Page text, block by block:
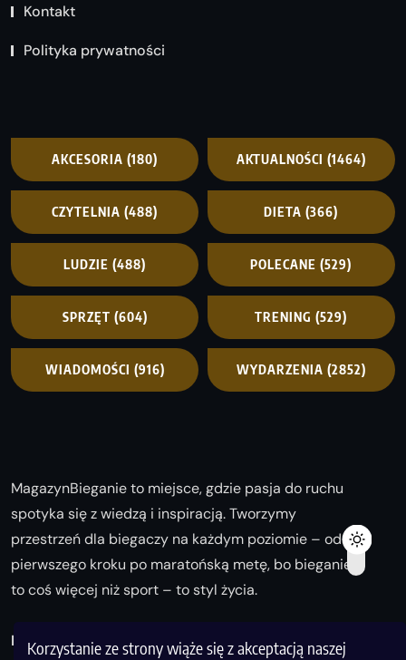
Korzystanie ze strony wiąże się z akceptacją naszej
Kontakt
Polityka prywatności
AKCESORIA (180) AKTUALNOŚCI (1464)
CZYTELNIA (488) DIETA (366)
LUDZIE (488) POLECANE (529)
SPRZĘT (604) TRENING (529)
WIADOMOŚCI (916) WYDARZENIA (2852)
MagazynBieganie to miejsce, gdzie pasja do ruchu
spotyka się z wiedzą i inspiracją. Tworzymy
przestrzeń dla biegaczy na każdym poziomie – od
pierwszego kroku po maratońską metę, bo bieganie
to coś więcej niż sport – to styl życia.
Biegaj z nami i odkrywaj swoją najlepszą wersję!